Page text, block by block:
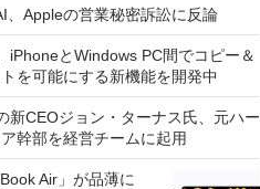
、Appleの営業秘密訴訟に反論
iPhoneとWindows PC間でコピー＆
を可能にする新機能を開発中
新CEOジョン・ターナス氏、元ハー
ア幹部を経営チームに起用
Air」が品薄に